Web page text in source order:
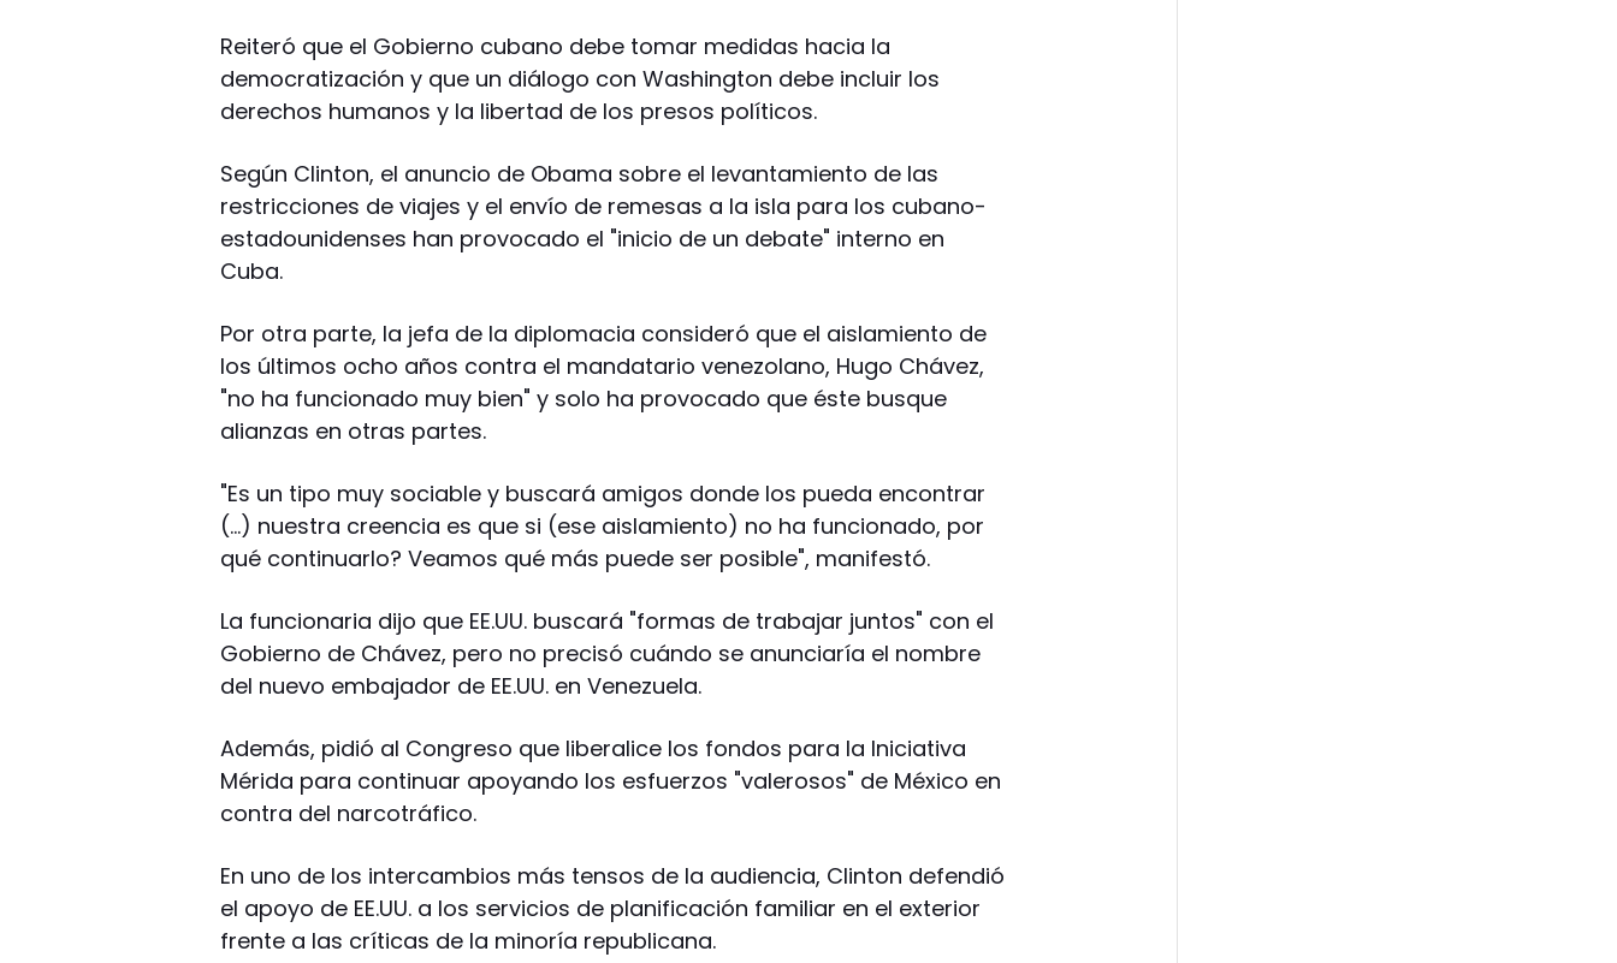
Reiteró que el Gobierno cubano debe tomar medidas hacia la
democratización y que un diálogo con Washington debe incluir los
derechos humanos y la libertad de los presos políticos.
Según Clinton, el anuncio de Obama sobre el levantamiento de las
restricciones de viajes y el envío de remesas a la isla para los cubano-
estadounidenses han provocado el "inicio de un debate" interno en
Cuba.
Por otra parte, la jefa de la diplomacia consideró que el aislamiento de
los últimos ocho años contra el mandatario venezolano, Hugo Chávez,
"no ha funcionado muy bien" y solo ha provocado que éste busque
alianzas en otras partes.
"Es un tipo muy sociable y buscará amigos donde los pueda encontrar
(…) nuestra creencia es que si (ese aislamiento) no ha funcionado, por
qué continuarlo? Veamos qué más puede ser posible", manifestó.
La funcionaria dijo que EE.UU. buscará "formas de trabajar juntos" con el
Gobierno de Chávez, pero no precisó cuándo se anunciaría el nombre
del nuevo embajador de EE.UU. en Venezuela.
Además, pidió al Congreso que liberalice los fondos para la Iniciativa
Mérida para continuar apoyando los esfuerzos "valerosos" de México en
contra del narcotráfico.
En uno de los intercambios más tensos de la audiencia, Clinton defendió
el apoyo de EE.UU. a los servicios de planificación familiar en el exterior
frente a las críticas de la minoría republicana.